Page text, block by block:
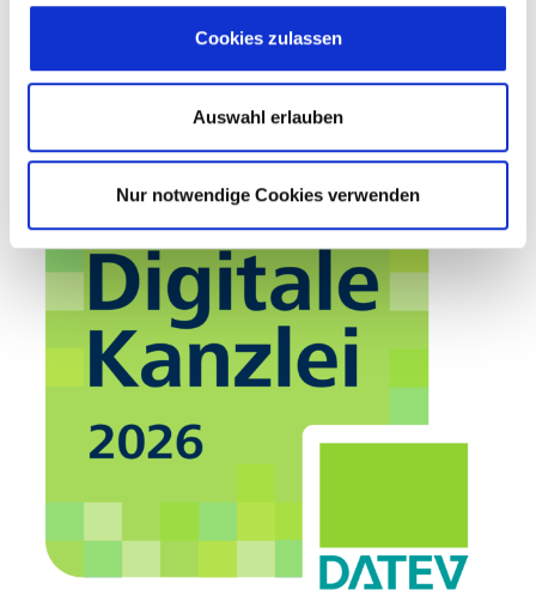
Cookies zulassen
Auswahl erlauben
Nur notwendige Cookies verwenden